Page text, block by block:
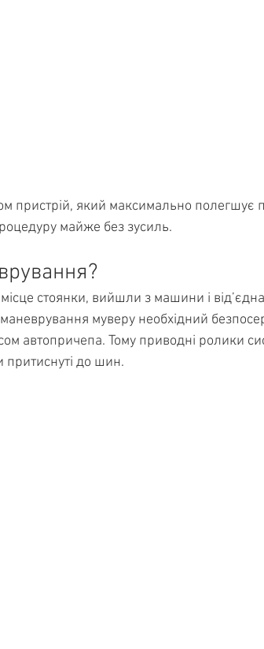
пристрій, який максимально полегшує
майже без зусиль.
стоянки, вийшли з машини і
муверу необхідний
автопричепа. Тому приводні ролики
до шин.